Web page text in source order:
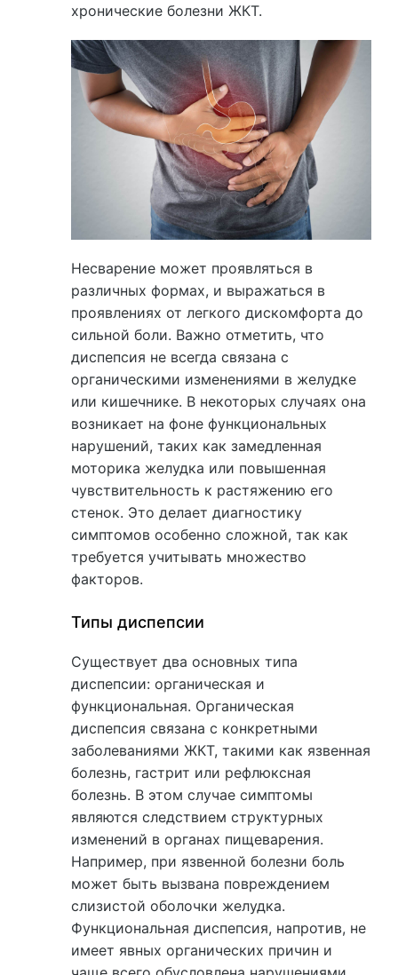
хронические болезни ЖКТ.
Несварение может проявляться в
различных формах, и выражаться в
проявлениях от легкого дискомфорта до
сильной боли. Важно отметить, что
диспепсия не всегда связана с
органическими изменениями в желудке
или кишечнике. В некоторых случаях она
возникает на фоне функциональных
нарушений, таких как замедленная
моторика желудка или повышенная
чувствительность к растяжению его
стенок. Это делает диагностику
симптомов особенно сложной, так как
требуется учитывать множество
факторов.
Типы диспепсии
Существует два основных типа
диспепсии: органическая и
функциональная. Органическая
диспепсия связана с конкретными
заболеваниями ЖКТ, такими как язвенная
болезнь, гастрит или рефлюксная
болезнь. В этом случае симптомы
являются следствием структурных
изменений в органах пищеварения.
Например, при язвенной болезни боль
может быть вызвана повреждением
слизистой оболочки желудка.
Функциональная диспепсия, напротив, не
имеет явных органических причин и